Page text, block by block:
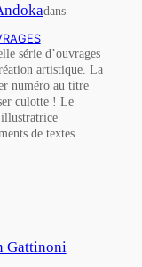
dans
série d’ouvrages
artistique. La
numéro au titre
culotte ! Le
de textes
Gattinoni